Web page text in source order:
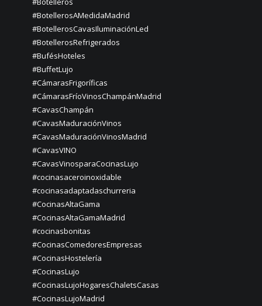
#BotellerosAMedidaMadrid
#BotellerosCavasIluminaciónLed
#BotellerosRefrigerados
#BufésHoteles
#BuffetLujo
#CámarasFrigoríficas
#CámarasFríoVinosChampánMadrid
#CavasChampán
#CavasMaduraciónVinos
#CavasMaduraciónVinosMadrid
#CavasVINO
#CavasVinosparaCocinasLujo
#cocinasaceroinoxidable
#cocinasadaptadaschurreria
#CocinasAltaGama
#CocinasAltaGamaMadrid
#cocinasbonitas
#CocinasComedoresEmpresas
#CocinasHostelería
#CocinasLujo
#CocinasLujoHogaresChaletsCasas
#CocinasLujoMadrid